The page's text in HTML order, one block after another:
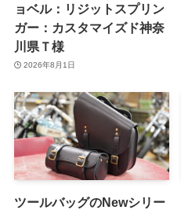
ョベル：リジットスプリン
ガー：カスタマイズド神奈
川県Ｔ様
2026年8月1日
ツールバッグのNewシリー